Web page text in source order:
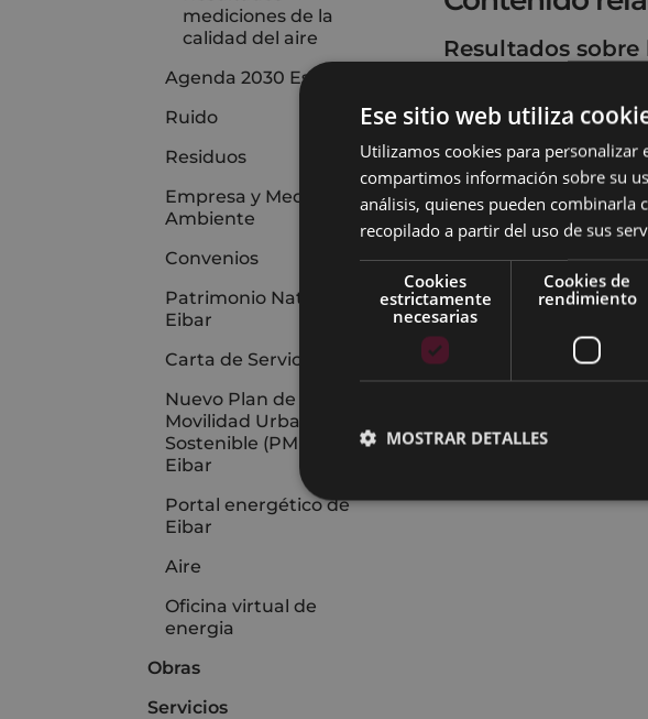
Resultados
mediciones de la
calidad del aire
Agenda 2030 Escolar
Ruido
Residuos
Empresa y Medio
Ambiente
Convenios
Patrimonio Natural de
Eibar
Carta de Servicios
Nuevo Plan de
Movilidad Urbana
Sostenible (PMUS) de
Eibar
Portal energético de
Eibar
Aire
Oficina virtual de
energia
Obras
Servicios
Ese sitio web utiliza
Utilizamos cookies para
compartimos información sobre su
análisis, quienes pueden combinarla
recopilado a partir del uso de sus
Cookies
estrictamente
necesarias
Cookies de
rendimiento
MOSTRAR DETALLES